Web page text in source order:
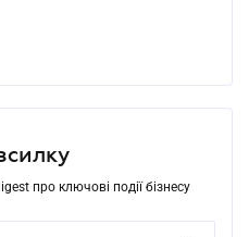
про ключові події бізнесу